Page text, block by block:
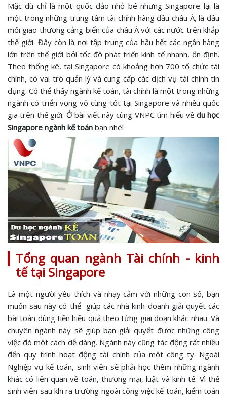
Mặc dù chỉ là một quốc đảo nhỏ bé nhưng Singapore lại là
một trong những trung tâm tài chính hàng đầu châu Á, là đầu
mối giao thương cảng biển của châu Á với các nước trên khắp
thế giới. Đây còn là nơi tập trung của hầu hết các ngân hàng
lớn trên thế giới bởi tốc độ phát triển kinh tế nhanh, ổn định.
Theo thống kê, tại Singapore có khoảng hơn 700 tổ chức tài
chính, có vai trò quản lý và cung cấp các dịch vụ tài chính tín
dụng. Có thể thấy ngành kế toán, tài chính là một trong những
ngành có triển vọng vô cùng tốt tại Singapore và nhiều quốc
gia trên thế giới. Ở bài viết này cùng VNPC tìm hiểu về du học
Singapore ngành kế toán bạn nhé!
Tổng quan ngành Tài chính - kinh
tế tại Singapore
Là một người yêu thích và nhạy cảm với những con số, bạn
muốn sau này có thể giúp các nhà kinh doanh giải quyết các
bài toán dùng tiền hiệu quả theo từng giai đoạn khác nhau. Và
chuyên ngành này sẽ giúp bạn giải quyết được những công
việc đó một cách dễ dàng. Ngành này cũng tác động rất nhiều
đến quy trình hoạt động tài chính của một công ty. Ngoài
Nghiệp vụ kế toán, sinh viên sẽ phải học thêm những ngành
khác có liên quan về toán, thương mại, luật và kinh tế. Vì thế
sinh viên sau khi ra trường ngoài công việc kế toán, kiểm toán